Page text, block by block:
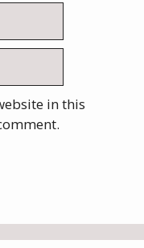
in this